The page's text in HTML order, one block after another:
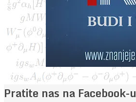
Pratite nas na Facebook-u